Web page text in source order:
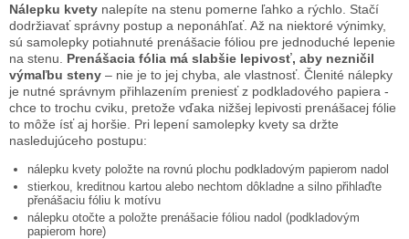
Nálepku kvety nalepíte na stenu pomerne ľahko a rýchlo. Stačí
dodržiavať správny postup a neponáhľať. Až na niektoré výnimky,
sú samolepky potiahnuté prenášacie fóliou pre jednoduché lepenie
na stenu. Prenášacia fólia má slabšie lepivosť, aby nezničil
výmaľbu steny – nie je to jej chyba, ale vlastnosť. Členité nálepky
je nutné správnym přihlazením preniesť z podkladového papiera -
chce to trochu cviku, pretože vďaka nižšej lepivosti prenášacej fólie
to môže ísť aj horšie. Pri lepení samolepky kvety sa držte
nasledujúceho postupu:
nálepku kvety položte na rovnú plochu podkladovým papierom nadol
stierkou, kreditnou kartou alebo nechtom dôkladne a silno přihlaďte
přenášaciu fóliu k motívu
nálepku otočte a položte prenášacie fóliou nadol (podkladovým
papierom hore)